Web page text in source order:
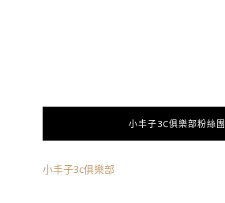
小丰子3C俱樂部粉絲團
小丰子3c俱樂部